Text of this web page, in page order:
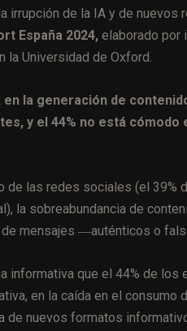
de la IA y de nuevos
España 2024, elaborado por
la Universidad de Oxford.
la generación de
y el 44% no está
las redes sociales (el 39%
la sobreabundancia de
de mensajes ―auténticos o
informativa que el 44% de
en la caída en el
de nuevos formatos